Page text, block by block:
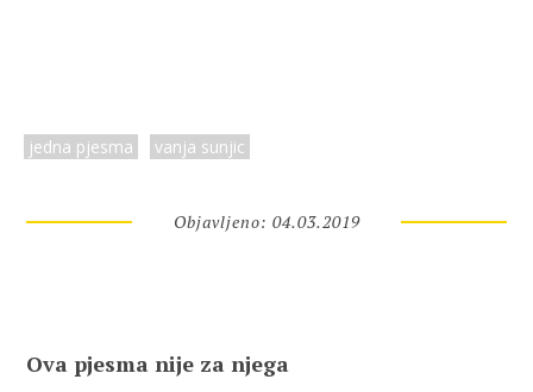
jedna pjesma vanja sunjic
Objavljeno: 04.03.2019
Ova pjesma nije za njega